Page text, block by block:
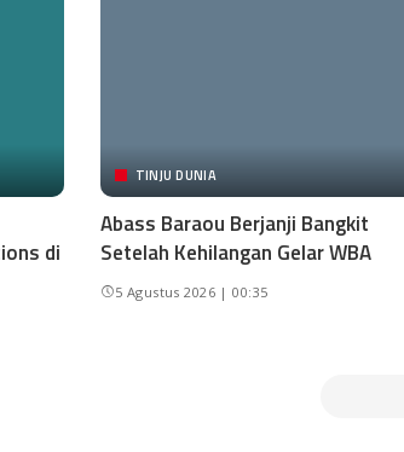
di
TINJU DUNIA
Abass Baraou Berjanji Bangkit
Setelah Kehilangan Gelar WBA
5 Agustus 2026 | 00:35